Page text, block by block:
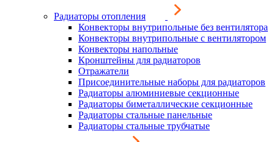
Радиаторы отопления
Конвекторы внутрипольные без вентилятора
Конвекторы внутрипольные с вентилятором
Конвекторы напольные
Кронштейны для радиаторов
Отражатели
Присоединительные наборы для радиаторов
Радиаторы алюминиевые секционные
Радиаторы биметаллические секционные
Радиаторы стальные панельные
Радиаторы стальные трубчатые